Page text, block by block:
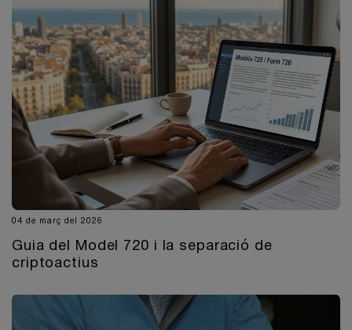
04 de març del 2026
Guia del Model 720 i la separació de
criptoactius